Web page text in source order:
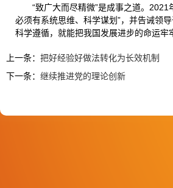
“致广大而尽精微”是成事之道。
必须有系统思维、科学谋划”，并告诫领
科学遵循，就能把我国发展进步的命运牢
上一条： 把好经验好做法转化为长效机制
下一条： 继续推进党的理论创新